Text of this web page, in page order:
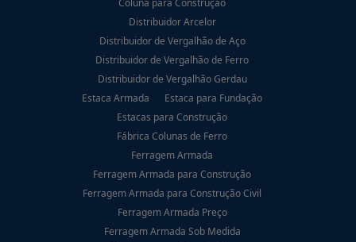
Distribuidor Arcelor
Distribuidor de Vergalhão de Aço
Distribuidor de Vergalhão de Ferro
Distribuidor de Vergalhão Gerdau
Estaca Armada
Estaca para Fundação
Estacas para Construção
Fábrica Colunas de Ferro
Ferragem Armada
Ferragem Armada para Construção
Ferragem Armada para Construção Civil
Ferragem Armada Preço
Ferragem Armada Sob Medida